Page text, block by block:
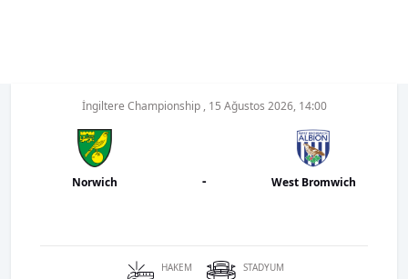
İngiltere Championship, 15 Ağustos 2026, 14:00
Norwich - West Bromwich
HAKEM STADYUM